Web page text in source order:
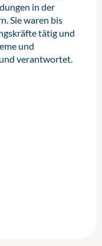
in der
Sie waren bis
tätig und
und
verantwortet.